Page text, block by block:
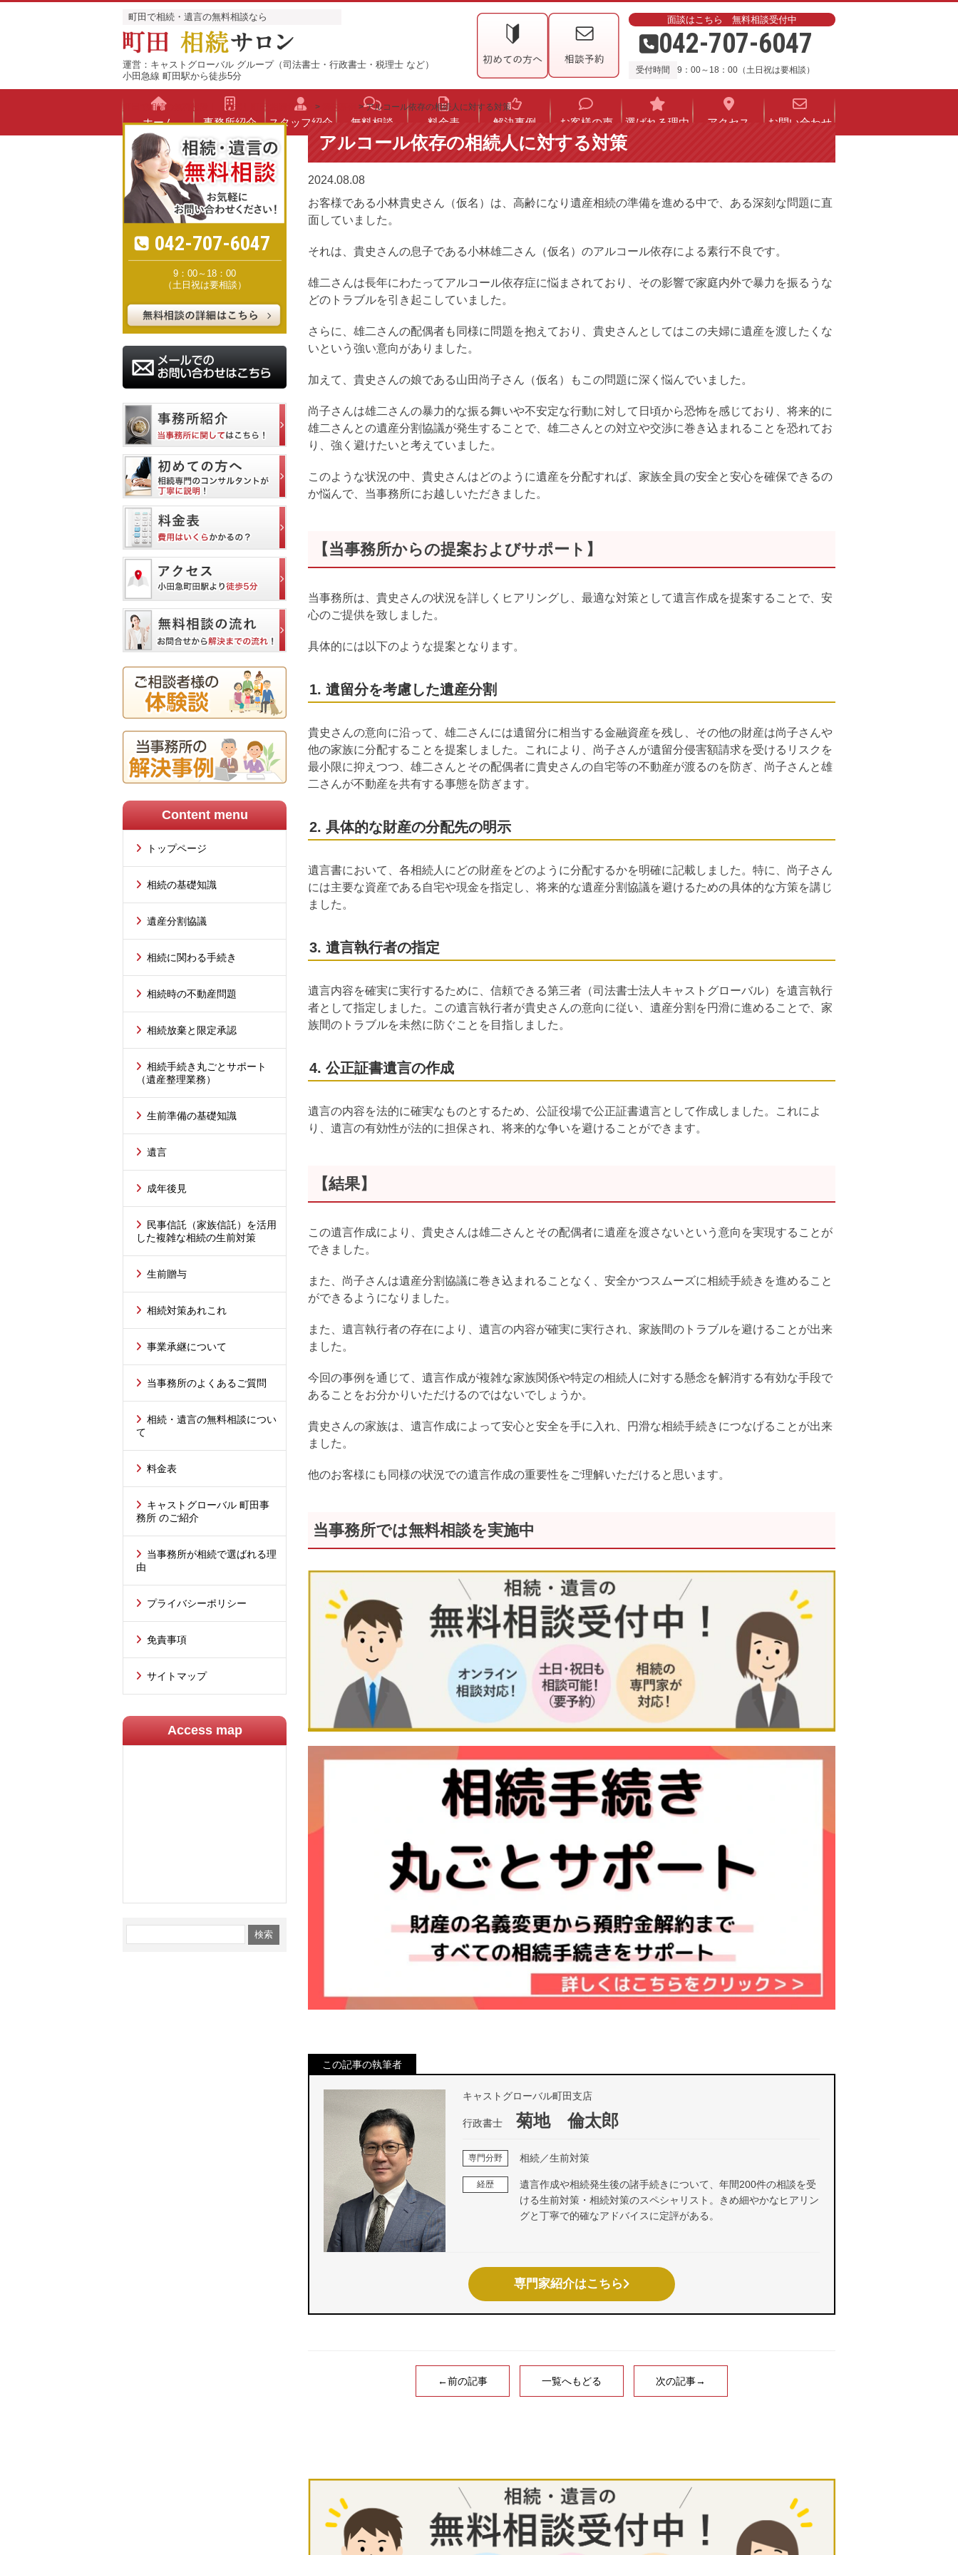
町田で相続・遺言の無料相談なら
運営：キャストグローバル グループ（司法書士・行政書士・税理士 など）
小田急線 町田駅から徒歩5分
面談はこちら 無料相談受付中
042-707-6047
受付時間 9：00～18：00（土日祝は要相談）
ホーム 事務所紹介 スタッフ紹介 無料相談 料金表 解決事例 お客様の声 選ばれる理由 アクセス お問い合わせ
町田で相続の無料相談｜【公式】町田 相続サロン > 解決事例 >アルコール依存の相続人に対する対策
042-707-6047
9：00～18：00
（土日祝は要相談）
Content menu
トップページ
相続の基礎知識
遺産分割協議
相続に関わる手続き
相続時の不動産問題
相続放棄と限定承認
相続手続き丸ごとサポート
（遺産整理業務）
生前準備の基礎知識
遺言
成年後見
民事信託（家族信託）を活用
した複雑な相続の生前対策
生前贈与
相続対策あれこれ
事業承継について
当事務所のよくあるご質問
相続・遺言の無料相談につい
て
料金表
キャストグローバル 町田事
務所 のご紹介
当事務所が相続で選ばれる理
由
プライバシーポリシー
免責事項
サイトマップ
Access map
アルコール依存の相続人に対する対策
2024.08.08
お客様である小林貴史さん（仮名）は、高齢になり遺産相続の準備を進める中で、ある深刻な問題に直
面していました。
それは、貴史さんの息子である小林雄二さん（仮名）のアルコール依存による素行不良です。
雄二さんは長年にわたってアルコール依存症に悩まされており、その影響で家庭内外で暴力を振るうな
どのトラブルを引き起こしていました。
さらに、雄二さんの配偶者も同様に問題を抱えており、貴史さんとしてはこの夫婦に遺産を渡したくな
いという強い意向がありました。
加えて、貴史さんの娘である山田尚子さん（仮名）もこの問題に深く悩んでいました。
尚子さんは雄二さんの暴力的な振る舞いや不安定な行動に対して日頃から恐怖を感じており、将来的に
雄二さんとの遺産分割協議が発生することで、雄二さんとの対立や交渉に巻き込まれることを恐れてお
り、強く避けたいと考えていました。
このような状況の中、貴史さんはどのように遺産を分配すれば、家族全員の安全と安心を確保できるの
か悩んで、当事務所にお越しいただきました。
【当事務所からの提案およびサポート】
当事務所は、貴史さんの状況を詳しくヒアリングし、最適な対策として遺言作成を提案することで、安
心のご提供を致しました。
具体的には以下のような提案となります。
1. 遺留分を考慮した遺産分割
貴史さんの意向に沿って、雄二さんには遺留分に相当する金融資産を残し、その他の財産は尚子さんや
他の家族に分配することを提案しました。これにより、尚子さんが遺留分侵害額請求を受けるリスクを
最小限に抑えつつ、雄二さんとその配偶者に貴史さんの自宅等の不動産が渡るのを防ぎ、尚子さんと雄
二さんが不動産を共有する事態を防ぎます。
2. 具体的な財産の分配先の明示
遺言書において、各相続人にどの財産をどのように分配するかを明確に記載しました。特に、尚子さん
には主要な資産である自宅や現金を指定し、将来的な遺産分割協議を避けるための具体的な方策を講じ
ました。
3. 遺言執行者の指定
遺言内容を確実に実行するために、信頼できる第三者（司法書士法人キャストグローバル）を遺言執行
者として指定しました。この遺言執行者が貴史さんの意向に従い、遺産分割を円滑に進めることで、家
族間のトラブルを未然に防ぐことを目指しました。
4. 公正証書遺言の作成
遺言の内容を法的に確実なものとするため、公証役場で公正証書遺言として作成しました。これによ
り、遺言の有効性が法的に担保され、将来的な争いを避けることができます。
【結果】
この遺言作成により、貴史さんは雄二さんとその配偶者に遺産を渡さないという意向を実現することが
できました。
また、尚子さんは遺産分割協議に巻き込まれることなく、安全かつスムーズに相続手続きを進めること
ができるようになりました。
また、遺言執行者の存在により、遺言の内容が確実に実行され、家族間のトラブルを避けることが出来
ました。
今回の事例を通じて、遺言作成が複雑な家族関係や特定の相続人に対する懸念を解消する有効な手段で
あることをお分かりいただけるのではないでしょうか。
貴史さんの家族は、遺言作成によって安心と安全を手に入れ、円滑な相続手続きにつなげることが出来
ました。
他のお客様にも同様の状況での遺言作成の重要性をご理解いただけると思います。
当事務所では無料相談を実施中
この記事の執筆者
キャストグローバル町田支店
行政書士 菊地 倫太郎
専門分野 相続／生前対策
経歴
遺言作成や相続発生後の諸手続きについて、年間200件の相談を受
ける生前対策・相続対策のスペシャリスト。きめ細やかなヒアリン
グと丁寧で的確なアドバイスに定評がある。
専門家紹介はこちら
←前の記事 一覧へもどる 次の記事→